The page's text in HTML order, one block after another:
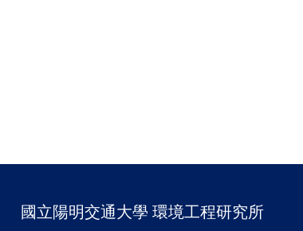
國立陽明交通大學 環境工程研究所